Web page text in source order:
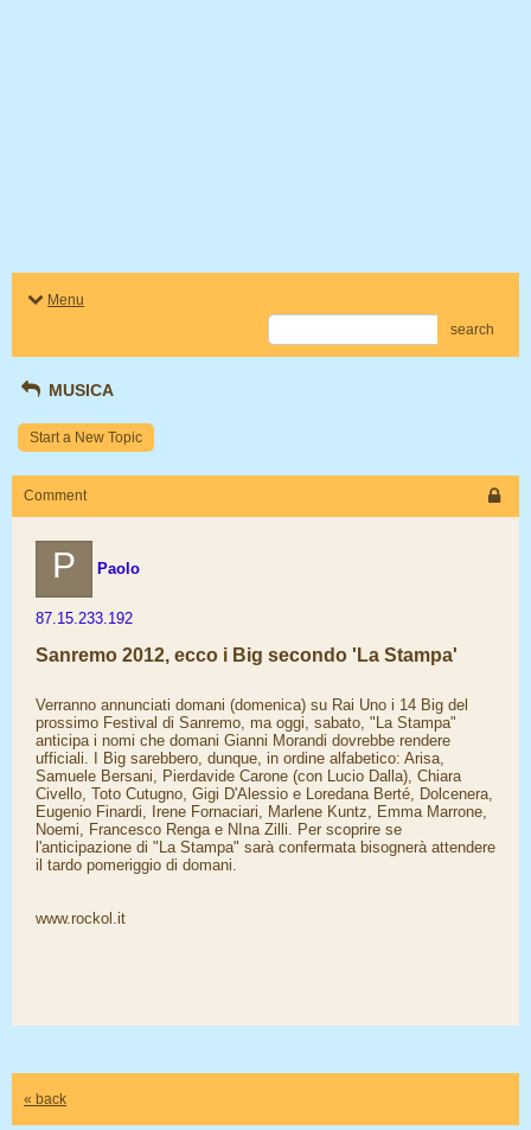
Menu
search
MUSICA
Start a New Topic
Comment
P Paolo
87.15.233.192
Sanremo 2012, ecco i Big secondo 'La Stampa'
Verranno annunciati domani (domenica) su Rai Uno i 14 Big del
prossimo Festival di Sanremo, ma oggi, sabato, "La Stampa"
anticipa i nomi che domani Gianni Morandi dovrebbe rendere
ufficiali. I Big sarebbero, dunque, in ordine alfabetico: Arisa,
Samuele Bersani, Pierdavide Carone (con Lucio Dalla), Chiara
Civello, Toto Cutugno, Gigi D'Alessio e Loredana Berté, Dolcenera,
Eugenio Finardi, Irene Fornaciari, Marlene Kuntz, Emma Marrone,
Noemi, Francesco Renga e NIna Zilli. Per scoprire se
l'anticipazione di "La Stampa" sarà confermata bisognerà attendere
il tardo pomeriggio di domani.
www.rockol.it
« back